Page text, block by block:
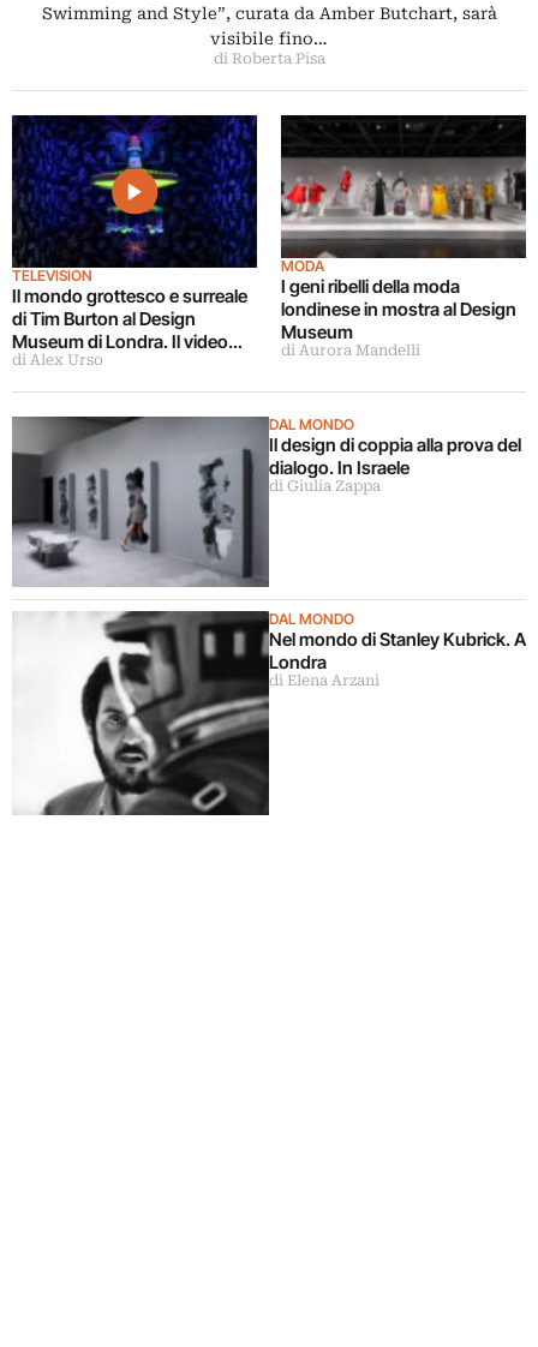
Swimming and Style”, curata da Amber Butchart, sarà
visibile fino…
di Roberta Pisa
TELEVISION
Il mondo grottesco e surreale
di Tim Burton al Design
Museum di Londra. Il video
sulla mostra
di Alex Urso
MODA
I geni ribelli della moda
londinese in mostra al Design
Museum
di Aurora Mandelli
DAL MONDO
Il design di coppia alla prova del
dialogo. In Israele
di Giulia Zappa
DAL MONDO
Nel mondo di Stanley Kubrick. A
Londra
di Elena Arzani